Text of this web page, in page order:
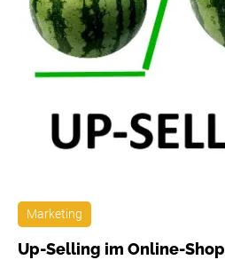
Marketing
Up-Selling im Online-Shop